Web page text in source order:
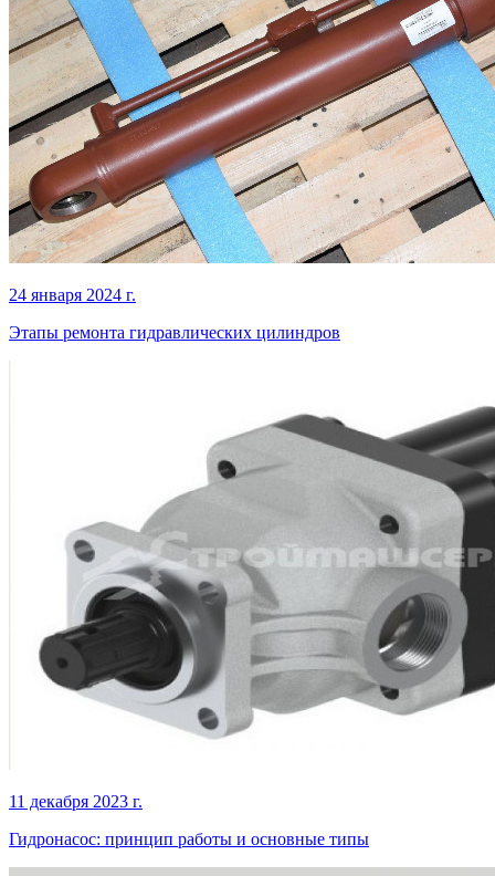
24 января 2024 г.
Этапы ремонта гидравлических цилиндров
11 декабря 2023 г.
Гидронасос: принцип работы и основные типы